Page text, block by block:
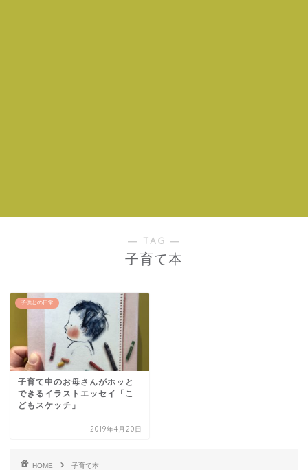
― TAG ―
子育て本
子供との日常
子育て中のお母さんがホッと
できるイラストエッセイ「こ
どもスケッチ」
2019年4月20日
HOME 子育て本